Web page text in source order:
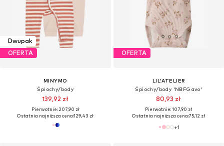
Dwupak
OFERTA
MINYMO
Śpiochy/body
139,92 zł
Pierwotnie: 207,90 zł
Ostatnia najniższa cena:129,43 zł
OFERTA
LIL'ATELIER
Śpiochy/body 'NBFGavo'
80,93 zł
Pierwotnie: 107,90 zł
Ostatnia najniższa cena:75,12 zł
+1